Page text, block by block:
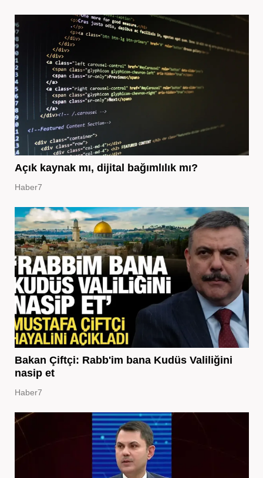
Açık kaynak mı, dijital bağımlılık mı?
Haber7
Bakan Çiftçi: Rabb'im bana Kudüs Valiliğini
nasip et
Haber7